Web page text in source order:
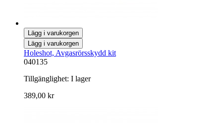
Lägg i varukorgen
Lägg i varukorgen
Holeshot, Avgasrörsskydd kit
040135
Tillgänglighet: I lager
389,00 kr